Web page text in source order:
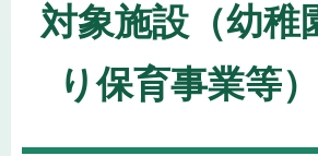
対象施設（幼稚
り保育事業等